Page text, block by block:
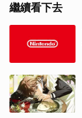
繼續看下去